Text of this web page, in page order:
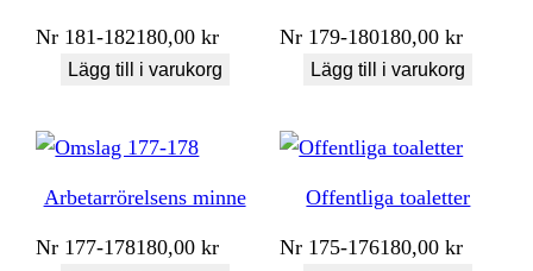
Nr 181-182180,00kr
Lägg till i varukorg
Nr 179-180180,00kr
Lägg till i varukorg
Arbetarrörelsens minne
Nr 177-178180,00kr
Offentliga toaletter
Nr 175-176180,00kr